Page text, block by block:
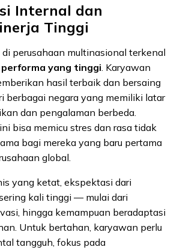
Internal dan
Tinggi
perusahaan multinasional terkenal
yang tinggi . Karyawan
hasil terbaik dan bersaing
berbagai negara yang memiliki latar
dan pengalaman berbeda.
bisa memicu stres dan rasa tidak
bagi mereka yang baru pertama
global.
yang ketat, ekspektasi dari
kali tinggi — mulai dari
hingga kemampuan beradaptasi
Untuk bertahan, karyawan perlu
tangguh, fokus pada